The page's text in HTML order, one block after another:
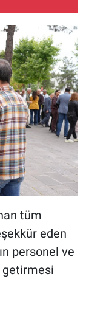
tüm
eden
personel ve
getirmesi